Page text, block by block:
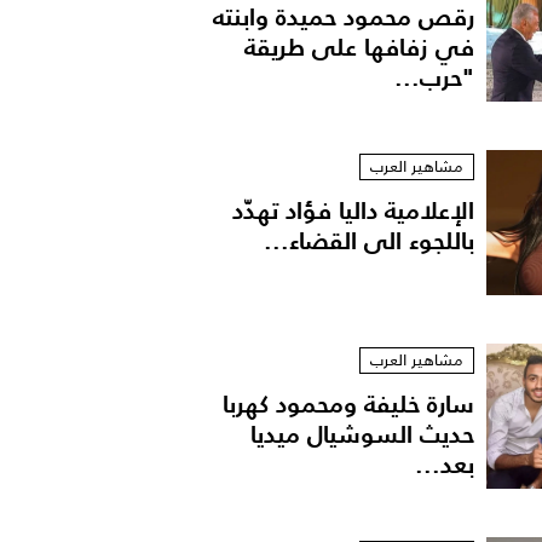
رقص محمود حميدة وابنته
في زفافها على طريقة
"حرب...
مشاهير العرب
الإعلامية داليا فؤاد تهدّد
باللجوء الى القضاء...
مشاهير العرب
سارة خليفة ومحمود كهربا
حديث السوشيال ميديا
بعد...